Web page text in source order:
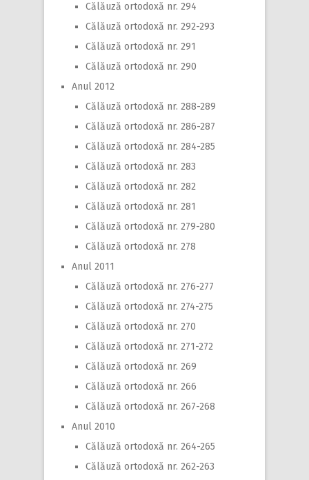
Călăuză ortodoxă nr. 294
Călăuză ortodoxă nr. 292-293
Călăuză ortodoxă nr. 291
Călăuză ortodoxă nr. 290
Anul 2012
Călăuză ortodoxă nr. 288-289
Călăuză ortodoxă nr. 286-287
Călăuză ortodoxă nr. 284-285
Călăuză ortodoxă nr. 283
Călăuză ortodoxă nr. 282
Călăuză ortodoxă nr. 281
Călăuză ortodoxă nr. 279-280
Călăuză ortodoxă nr. 278
Anul 2011
Călăuză ortodoxă nr. 276-277
Călăuză ortodoxă nr. 274-275
Călăuză ortodoxă nr. 270
Călăuză ortodoxă nr. 271-272
Călăuză ortodoxă nr. 269
Călăuză ortodoxă nr. 266
Călăuză ortodoxă nr. 267-268
Anul 2010
Călăuză ortodoxă nr. 264-265
Călăuză ortodoxă nr. 262-263